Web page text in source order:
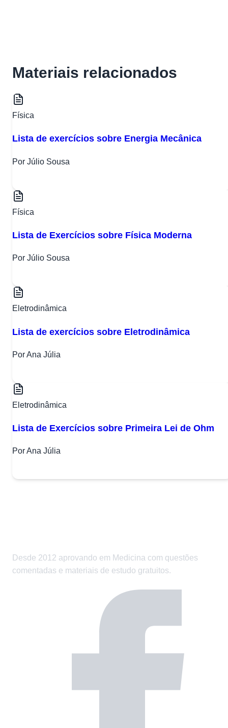
Materiais relacionados
Física
Lista de exercícios sobre Energia Mecânica
Por Júlio Sousa
Física
Lista de Exercícios sobre Física Moderna
Por Júlio Sousa
Eletrodinâmica
Lista de exercícios sobre Eletrodinâmica
Por Ana Júlia
Eletrodinâmica
Lista de Exercícios sobre Primeira Lei de Ohm
Por Ana Júlia
Desde 2012 aprovando em Medicina com questões
comentadas e materiais de estudo gratuitos.